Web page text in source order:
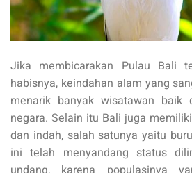
Jika membicarakan Pulau Bali
habisnya, keindahan alam yang
menarik banyak wisatawan
negara. Selain itu Bali juga
dan indah, salah satunya yaitu
ini telah menyandang status